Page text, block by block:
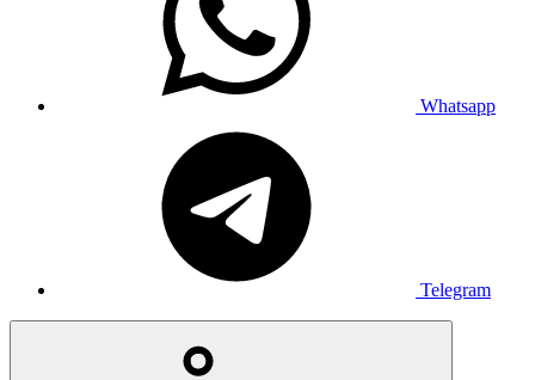
Whatsapp
Telegram